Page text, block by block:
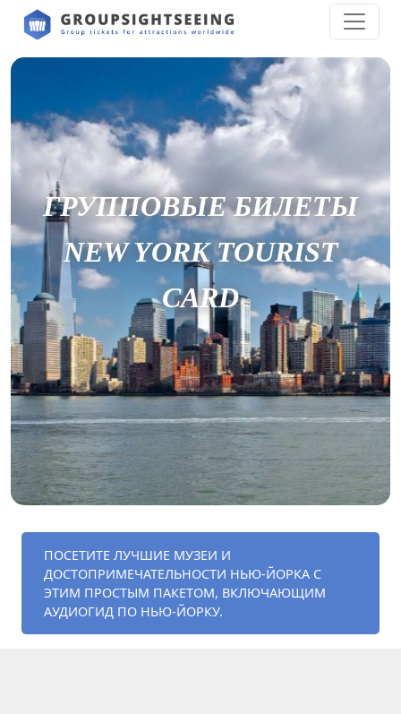
ГРУППОВЫЕ БИЛЕТЫ
NEW YORK TOURIST
CARD
ПОСЕТИТЕ ЛУЧШИЕ МУЗЕИ И
ДОСТОПРИМЕЧАТЕЛЬНОСТИ НЬЮ-ЙОРКА С
ЭТИМ ПРОСТЫМ ПАКЕТОМ, ВКЛЮЧАЮЩИМ
АУДИОГИД ПО НЬЮ-ЙОРКУ.